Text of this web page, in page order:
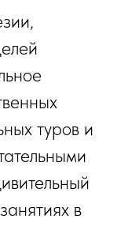
туров и
в